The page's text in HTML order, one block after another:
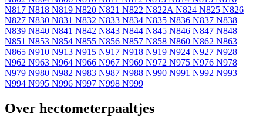
N817 N818 N819 N820 N821 N822 N822A N824 N825 N826
N827 N830 N831 N832 N833 N834 N835 N836 N837 N838
N839 N840 N841 N842 N843 N844 N845 N846 N847 N848
N851 N853 N854 N855 N856 N857 N858 N860 N862 N863
N865 N910 N913 N915 N917 N918 N919 N924 N927 N928
N962 N963 N964 N966 N967 N969 N972 N975 N976 N978
N979 N980 N982 N983 N987 N988 N990 N991 N992 N993
N994 N995 N996 N997 N998 N999
Over hectometerpaaltjes